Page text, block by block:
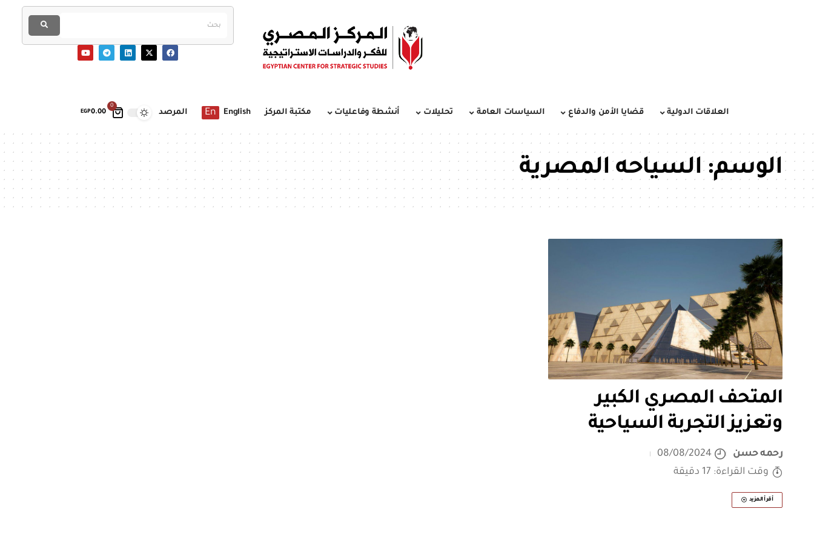
0
EGP0.00 العلاقات الدولية قضايا الأمن والدفاع السياسات العامة تحليلات أنشطة وفاعليات مكتبة المركز English
En المرصد
الوسم:السياحه المصرية
المتحف المصري الكبير
وتعزيز التجربة السياحية
رحمه حسن
08/08/2024
وقت القراءة: 17 دقيقة
أقرأ المزيد